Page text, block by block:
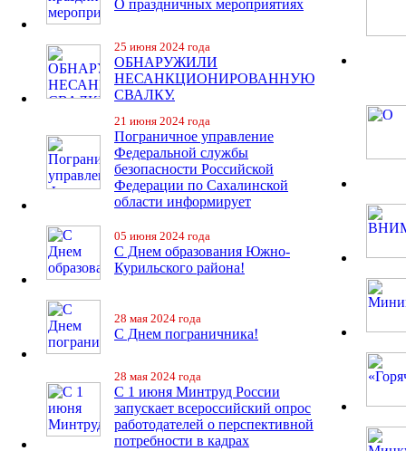
О праздничных мероприятиях
25 июня 2024 года
ОБНАРУЖИЛИ
НЕСАНКЦИОНИРОВАННУЮ
СВАЛКУ.
21 июня 2024 года
Пограничное управление
Федеральной службы
безопасности Российской
Федерации по Сахалинской
области информирует
05 июня 2024 года
С Днем образования Южно-
Курильского района!
28 мая 2024 года
С Днем пограничника!
28 мая 2024 года
С 1 июня Минтруд России
запускает всероссийский опрос
работодателей о перспективной
потребности в кадрах